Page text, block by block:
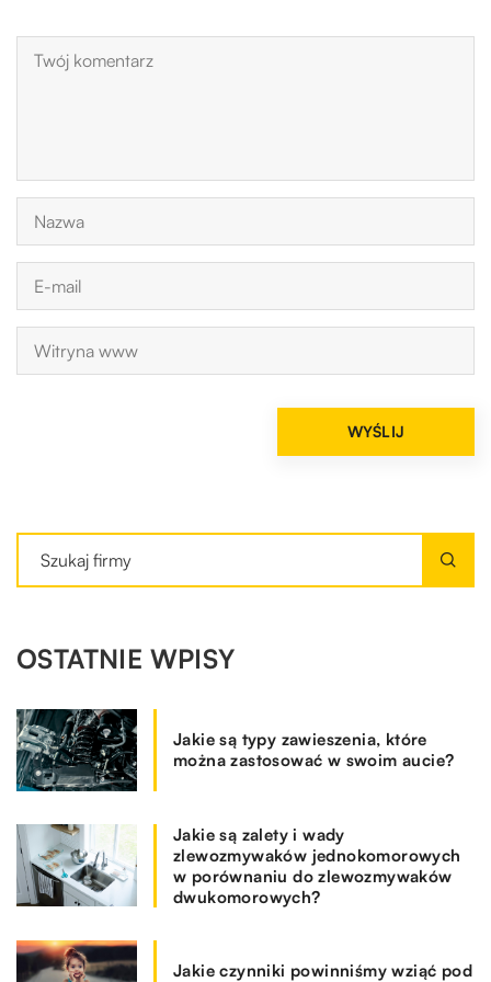
OSTATNIE WPISY
Jakie są typy zawieszenia, które
można zastosować w swoim aucie?
Jakie są zalety i wady
zlewozmywaków jednokomorowych
w porównaniu do zlewozmywaków
dwukomorowych?
Jakie czynniki powinniśmy wziąć pod